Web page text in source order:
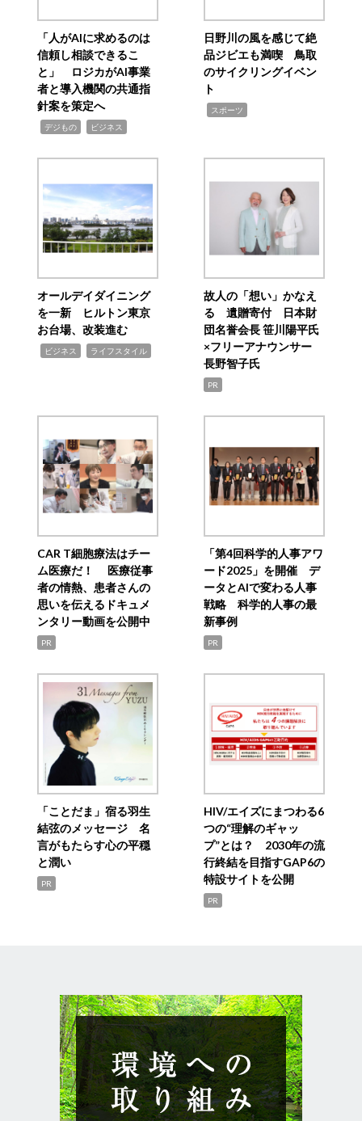
「人がAIに求めるのは
信頼し相談できるこ
と」 ロジカがAI事業
者と導入機関の共通指
針案を策定へ
デジもの ビジネス
日野川の風を感じて絶
品ジビエも満喫 鳥取
のサイクリングイベン
ト
スポーツ
オールデイダイニング
を一新 ヒルトン東京
お台場、改装進む
ビジネス ライフスタイル
故人の「想い」かなえ
る 遺贈寄付 日本財
団名誉会長 笹川陽平氏
×フリーアナウンサー
長野智子氏
PR
CAR T細胞療法はチー
ム医療だ！ 医療従事
者の情熱、患者さんの
思いを伝えるドキュメ
ンタリー動画を公開中
PR
「第4回科学的人事アワ
ード2025」を開催 デ
ータとAIで変わる人事
戦略 科学的人事の最
新事例
PR
「ことだま」宿る羽生
結弦のメッセージ 名
言がもたらす心の平穏
と潤い
PR
HIV/エイズにまつわる6
つの“理解のギャッ
プ”とは？ 2030年の流
行終結を目指すGAP6の
特設サイトを公開
PR